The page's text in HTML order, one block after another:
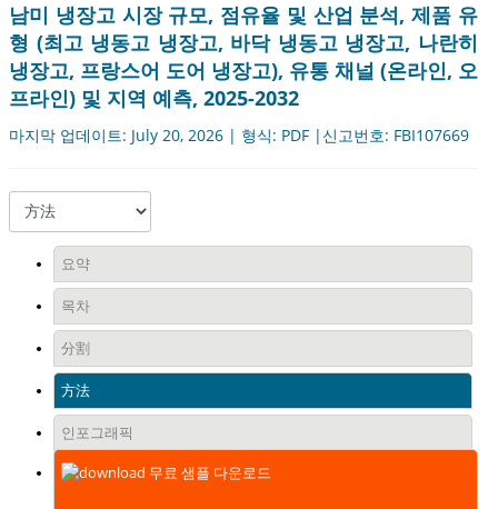
남미 냉장고 시장 규모, 점유율 및 산업 분석, 제품 유
형 (최고 냉동고 냉장고, 바닥 냉동고 냉장고, 나란히
냉장고, 프랑스어 도어 냉장고), 유통 채널 (온라인, 오
프라인) 및 지역 예측, 2025-2032
마지막 업데이트: July 20, 2026 | 형식: PDF |신고번호: FBI107669
요약
목차
分割
方法
인포그래픽
무료 샘플 다운로드